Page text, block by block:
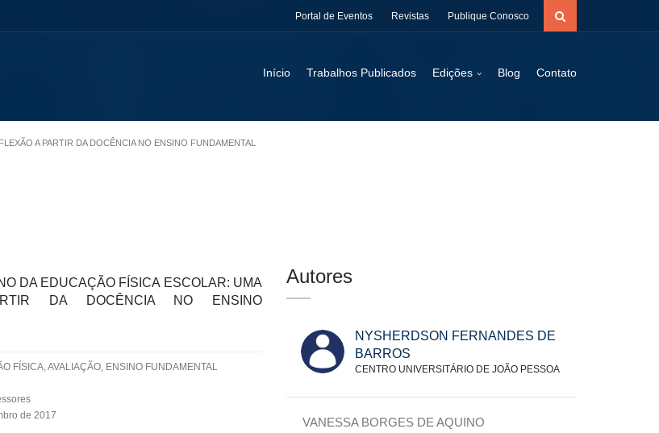
Portal de Eventos Revistas Publique Conosco
Início Trabalhos Publicados Edições Blog Contato
A PARTIR DA DOCÊNCIA NO ENSINO FUNDAMENTAL
DA EDUCAÇÃO FÍSICA ESCOLAR: UMA
DA DOCÊNCIA NO ENSINO
FÍSICA, AVALIAÇÃO, ENSINO FUNDAMENTAL
de 2017
Autores
NYSHERDSON FERNANDES DE
BARROS
CENTRO UNIVERSITÁRIO DE JOÃO PESSOA
VANESSA BORGES DE AQUINO